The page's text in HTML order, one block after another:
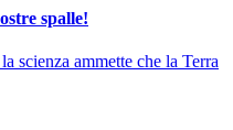
spalle!